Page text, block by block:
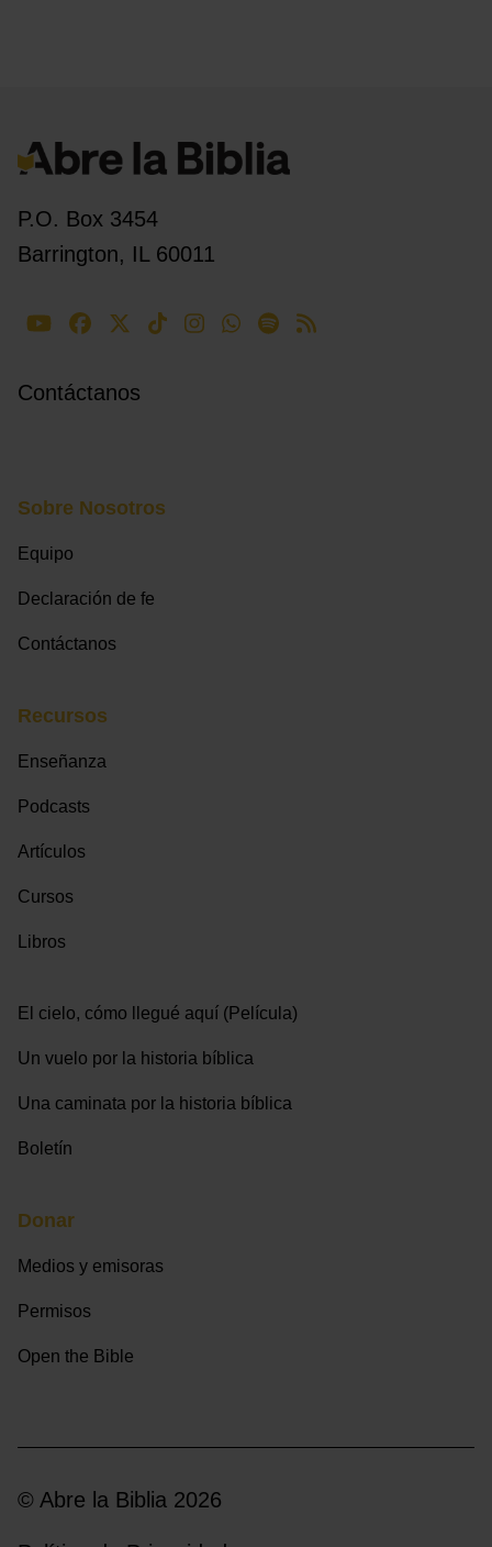
P.O. Box 3454
Barrington, IL 60011
Contáctanos
Sobre Nosotros
Equipo
Declaración de fe
Contáctanos
Recursos
Enseñanza
Podcasts
Artículos
Cursos
Libros
El cielo, cómo llegué aquí (Película)
Un vuelo por la historia bíblica
Una caminata por la historia bíblica
Boletín
Donar
Medios y emisoras
Permisos
Open the Bible
© Abre la Biblia 2026